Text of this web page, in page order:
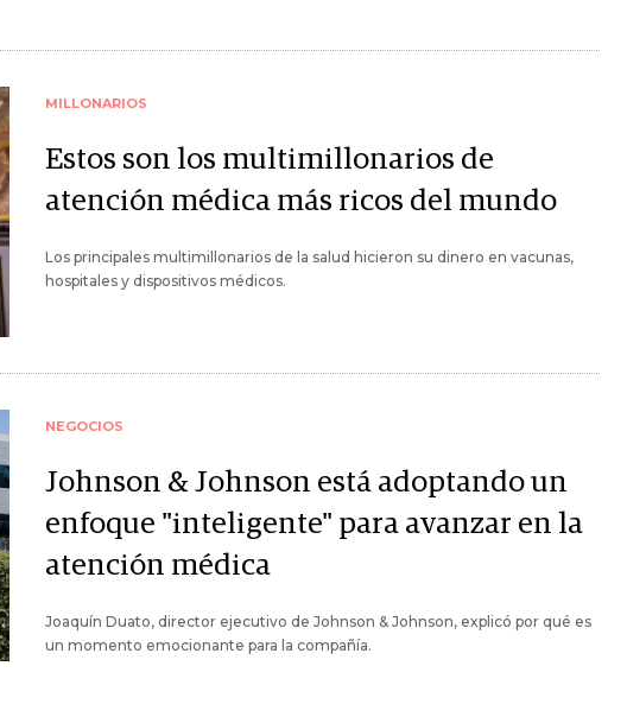
MILLONARIOS
Estos son los multimillonarios de
atención médica más ricos del mundo
Los principales multimillonarios de la salud hicieron su dinero en vacunas,
hospitales y dispositivos médicos.
NEGOCIOS
Johnson & Johnson está adoptando un
enfoque "inteligente" para avanzar en la
atención médica
Joaquín Duato, director ejecutivo de Johnson & Johnson, explicó por qué es
un momento emocionante para la compañía.